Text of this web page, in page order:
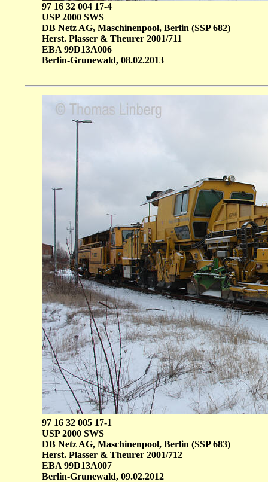
97 16 32 004 17-4
USP 2000 SWS
DB Netz AG, Maschinenpool, Berlin (SSP 682)
Herst. Plasser & Theurer 2001/711
EBA 99D13A006
Berlin-Grunewald, 08.02.2013
97 16 32 005 17-1
USP 2000 SWS
DB Netz AG, Maschinenpool, Berlin (SSP 683)
Herst. Plasser & Theurer 2001/712
EBA 99D13A007
Berlin-Grunewald, 09.02.2012